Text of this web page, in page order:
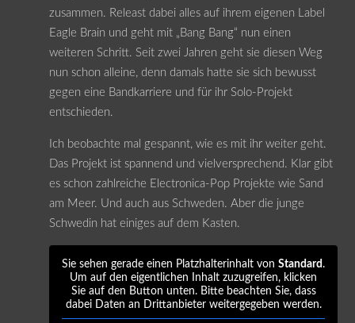
zusammen. Releast dabei alles auf ihrem eigenen Label
Eagle Brain und geht mit „Bang Bang“ nun einen
weiteren Schritt. Seit zwei Jahren geht sie diesen Weg
nun schon alleine, denn damals hatte sie sich bewusst
gegen eine Bandkarriere und für ihr Solo-Projekt
entschieden.
Ich beobachte mal gespannt, wie es mit ihr weiter geht.
Das Projekt ist spannend und vielversprechend. Klar gibt
es schon zahlreiche Electronica-Pop Projekte wie Sand
am Meer. Und auch aus Schweden. Aber die junge
Schwedin hat einiges auf dem Kasten.
Sie sehen gerade einen Platzhalterinhalt von Standard .
Um auf den eigentlichen Inhalt zuzugreifen, klicken
Sie auf den Button unten. Bitte beachten Sie, dass
dabei Daten an Drittanbieter weitergegeben werden.